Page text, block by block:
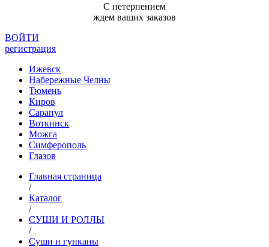
С нетерпением
ждем ваших заказов
ВОЙТИ
регистрация
Ижевск
Набережные Челны
Тюмень
Киров
Сарапул
Воткинск
Можга
Симферополь
Глазов
Главная страница
/
Каталог
/
СУШИ И РОЛЛЫ
/
Суши и гунканы